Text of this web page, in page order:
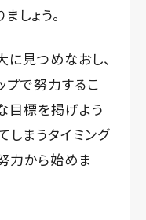
しょう。
に見つめなおし、
プで努力するこ
目標を掲げよう
しまうタイミング
力から始めま